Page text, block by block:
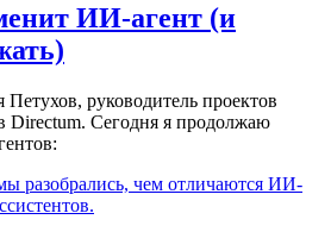
ИИ‑агент (и
руководитель проектов
Directum. Сегодня я продолжаю
разобрались, чем отличаются ИИ-